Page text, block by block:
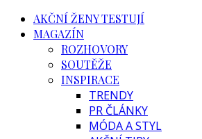
AKČNÍ ŽENY TESTUJÍ
MAGAZÍN
ROZHOVORY
SOUTĚŽE
INSPIRACE
TRENDY
PR ČLÁNKY
MÓDA A STYL